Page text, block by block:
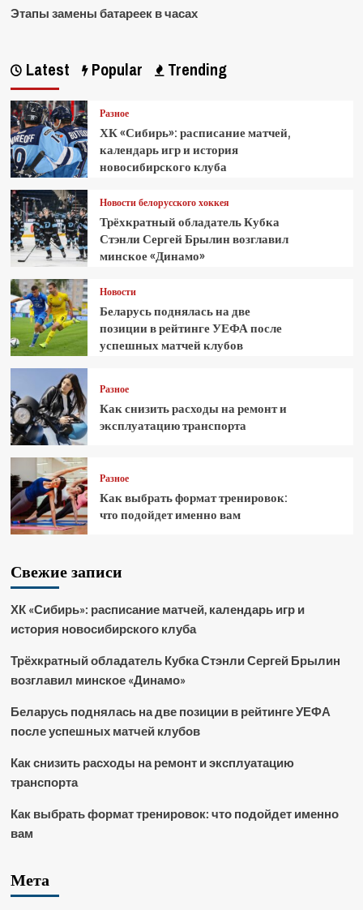
Этапы замены батареек в часах
Latest Popular Trending
Разное
ХК «Сибирь»: расписание матчей,
календарь игр и история
новосибирского клуба
Новости белорусского хоккея
Трёхкратный обладатель Кубка
Стэнли Сергей Брылин возглавил
минское «Динамо»
Новости
Беларусь поднялась на две
позиции в рейтинге УЕФА после
успешных матчей клубов
Разное
Как снизить расходы на ремонт и
эксплуатацию транспорта
Разное
Как выбрать формат тренировок:
что подойдет именно вам
Свежие записи
ХК «Сибирь»: расписание матчей, календарь игр и
история новосибирского клуба
Трёхкратный обладатель Кубка Стэнли Сергей Брылин
возглавил минское «Динамо»
Беларусь поднялась на две позиции в рейтинге УЕФА
после успешных матчей клубов
Как снизить расходы на ремонт и эксплуатацию
транспорта
Как выбрать формат тренировок: что подойдет именно
вам
Мета